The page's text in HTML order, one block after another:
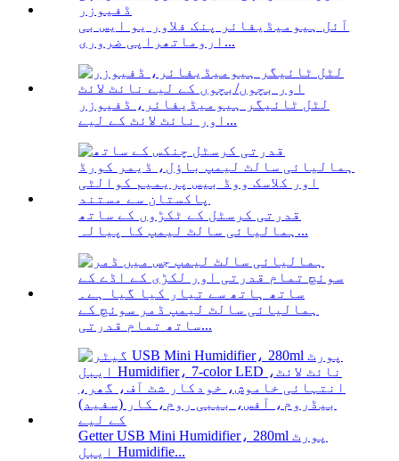
آئل ہیومیڈیفائر پنک فلاور یو ایس بی
اروماتھراپی ضروری...
لٹل ٹائیگر ہیومیڈیفائر، ڈفیوزر
اور نائٹ لائٹ کے لیے...
قدرتی کرسٹل کے ٹکڑوں کے ساتھ
ہمالیائی سالٹ لیمپ کا پیالہ...
ہمالیائی سالٹ لیمپ ڈمر سوئچ کے
ساتھ تمام قدرتی...
Getter USB Mini Humidifier، 280ml پورٹ
ایبل Humidifie...